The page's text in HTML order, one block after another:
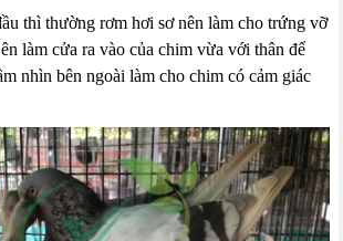
thì thường rơm hơi sơ nên làm cho trứng vỡ
làm cửa ra vào của chim vừa với thân để
nhìn bên ngoài làm cho chim có cảm giác